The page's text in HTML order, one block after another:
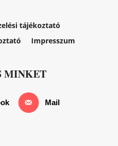
tájékoztató
Impresszum
MINKET
Mail